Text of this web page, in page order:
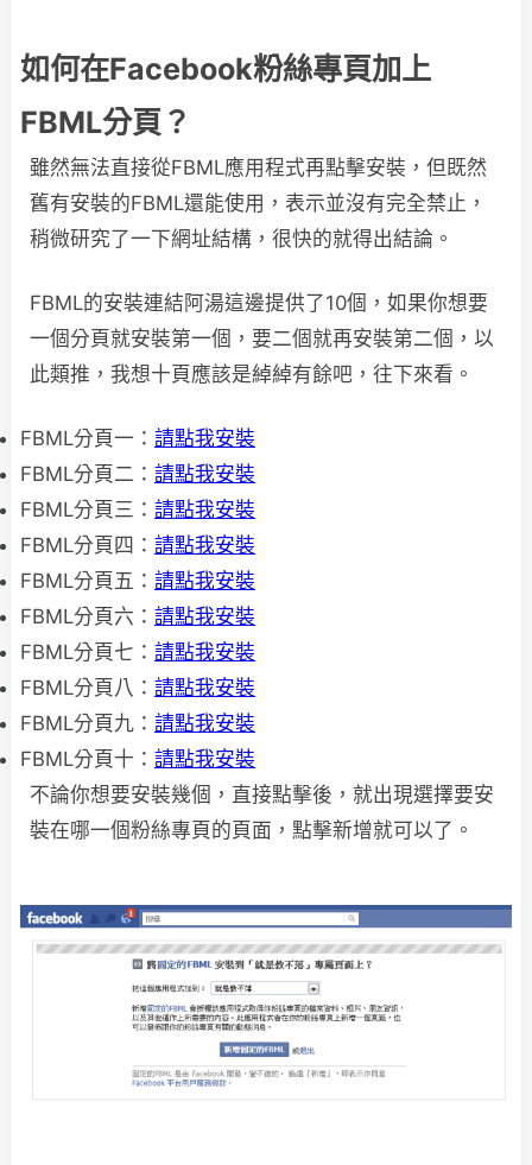
如何在Facebook粉絲專頁加上
FBML分頁？
雖然無法直接從FBML應用程式再點擊安裝，但既然
舊有安裝的FBML還能使用，表示並沒有完全禁止，
稍微研究了一下網址結構，很快的就得出結論。
FBML的安裝連結阿湯這邊提供了10個，如果你想要
一個分頁就安裝第一個，要二個就再安裝第二個，以
此類推，我想十頁應該是綽綽有餘吧，往下來看。
FBML分頁一： 請點我安裝
FBML分頁二： 請點我安裝
FBML分頁三： 請點我安裝
FBML分頁四： 請點我安裝
FBML分頁五： 請點我安裝
FBML分頁六： 請點我安裝
FBML分頁七： 請點我安裝
FBML分頁八： 請點我安裝
FBML分頁九： 請點我安裝
FBML分頁十： 請點我安裝
不論你想要安裝幾個，直接點擊後，就出現選擇要安
裝在哪一個粉絲專頁的頁面，點擊新增就可以了。